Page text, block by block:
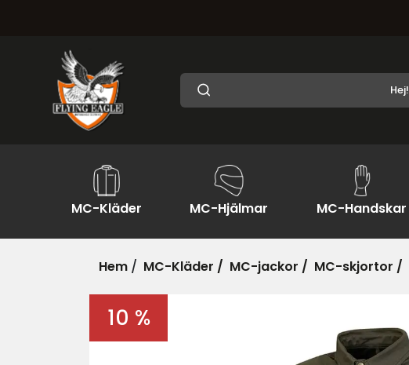
MC-Kläder MC-Hjälmar MC-Handskar
Hem / MC-Kläder / MC-jackor / MC-skjortor /
10 %